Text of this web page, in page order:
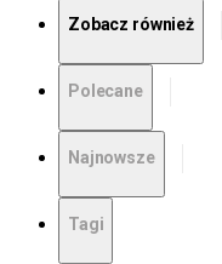
Zobacz również
Polecane
Najnowsze
Tagi